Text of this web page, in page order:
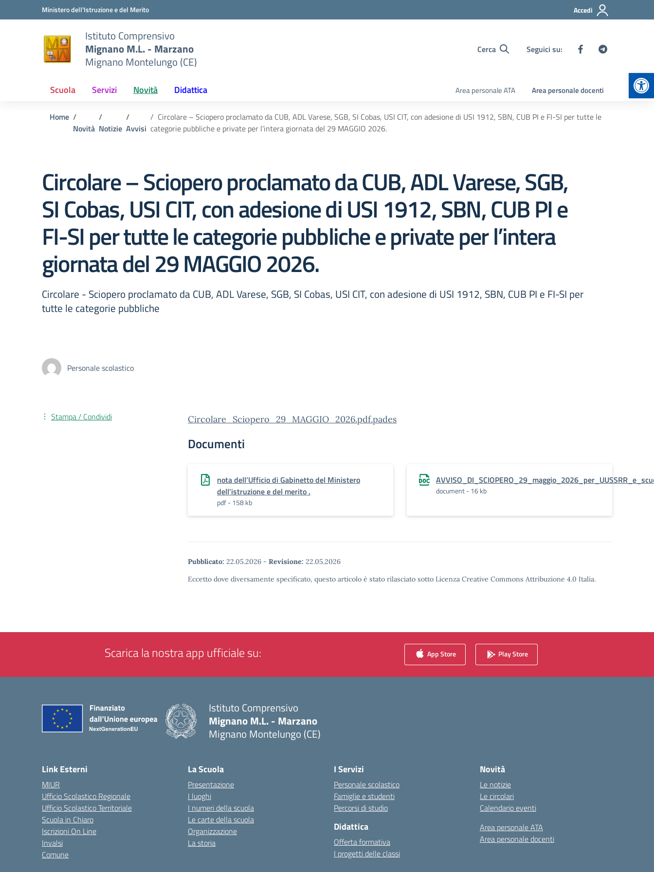
Vai ai contenuti
Vai al menu di navigazioneMinistero dell'Istruzione e del Merito Accedi
Istituto Comprensivo
Mignano M.L. - Marzano
Mignano Montelungo (CE)
Cerca Seguici su:
Scuola Servizi Novità Didattica Area personale ATA Area personale docenti
Home
Novità Notizie Avvisi
Circolare – Sciopero proclamato da CUB, ADL Varese, SGB, SI Cobas, USI CIT, con adesione di USI 1912, SBN, CUB PI e FI-SI per tutte le
categorie pubbliche e private per l’intera giornata del 29 MAGGIO 2026.
Circolare – Sciopero proclamato da CUB, ADL Varese, SGB,
SI Cobas, USI CIT, con adesione di USI 1912, SBN, CUB PI e
FI-SI per tutte le categorie pubbliche e private per l’intera
giornata del 29 MAGGIO 2026.
Circolare - Sciopero proclamato da CUB, ADL Varese, SGB, SI Cobas, USI CIT, con adesione di USI 1912, SBN, CUB PI e FI-SI per
tutte le categorie pubbliche
Personale scolastico
Circolare_Sciopero_29_MAGGIO_2026.pdf.pades
Documenti
nota dell’Ufficio di Gabinetto del Ministero
dell’istruzione e del merito .
pdf - 158 kb
document - 16 kb
Pubblicato: 22.05.2026 - Revisione: 22.05.2026
Eccetto dove diversamente specificato, questo articolo è stato rilasciato sotto Licenza Creative Commons Attribuzione 4.0 Italia.
Stampa / Condividi
Scarica la nostra app ufficiale su: App Store Play Store
Istituto Comprensivo
Mignano M.L. - Marzano
Mignano Montelungo (CE)
Link Esterni
MIUR
Ufficio Scolastico Regionale
Ufficio Scolastico Territoriale
Scuola in Chiaro
Iscrizioni On Line
Invalsi
Comune
La Scuola
Presentazione
I luoghi
I numeri della scuola
Le carte della scuola
Organizzazione
La storia
I Servizi
Personale scolastico
Famiglie e studenti
Percorsi di studio
Didattica
Offerta formativa
I progetti delle classi
Novità
Le notizie
Le circolari
Calendario eventi
Area personale ATA
Area personale docenti